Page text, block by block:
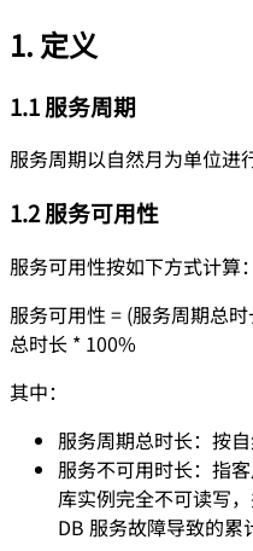
1. 定义
1.1 服务周期
服务周期以自然月为单位进
1.2 服务可用性
服务可用性按如下方式计算：
服务可用性 = (服务周期总
总时长 * 100%
其中：
服务周期总时长：按
服务不可用时长：指
库实例完全不可读写
DB 服务故障导致的累